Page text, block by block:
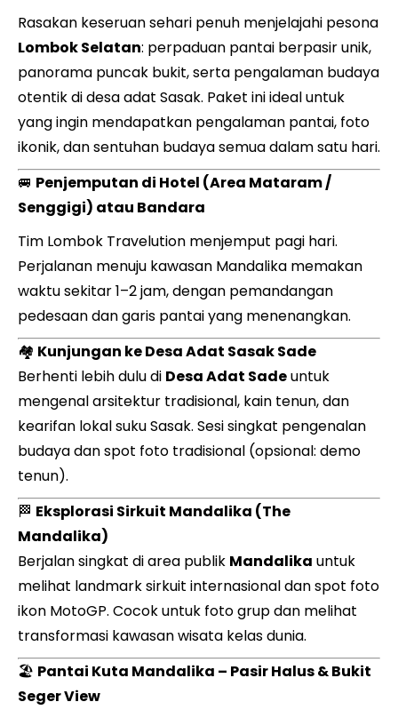
Rasakan keseruan sehari penuh menjelajahi pesona
Lombok Selatan: perpaduan pantai berpasir unik,
panorama puncak bukit, serta pengalaman budaya
otentik di desa adat Sasak. Paket ini ideal untuk
yang ingin mendapatkan pengalaman pantai, foto
ikonik, dan sentuhan budaya semua dalam satu hari.
🚐 Penjemputan di Hotel (Area Mataram /
Senggigi) atau Bandara
Tim Lombok Travelution menjemput pagi hari.
Perjalanan menuju kawasan Mandalika memakan
waktu sekitar 1–2 jam, dengan pemandangan
pedesaan dan garis pantai yang menenangkan.
🏘️ Kunjungan ke Desa Adat Sasak Sade
Berhenti lebih dulu di Desa Adat Sadeuntuk
mengenal arsitektur tradisional, kain tenun, dan
kearifan lokal suku Sasak. Sesi singkat pengenalan
budaya dan spot foto tradisional (opsional: demo
tenun).
🏁 Eksplorasi Sirkuit Mandalika (The
Mandalika)
Berjalan singkat di area publik Mandalika untuk
melihat landmark sirkuit internasional dan spot foto
ikon MotoGP. Cocok untuk foto grup dan melihat
transformasi kawasan wisata kelas dunia.
🏖️ Pantai Kuta Mandalika – Pasir Halus & Bukit
Seger View